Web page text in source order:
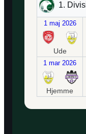
1.
1 maj 2026
Ude
1 mar 2026
Hjemme